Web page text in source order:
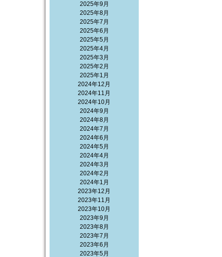
2025年9月
2025年8月
2025年7月
2025年6月
2025年5月
2025年4月
2025年3月
2025年2月
2025年1月
2024年12月
2024年11月
2024年10月
2024年9月
2024年8月
2024年7月
2024年6月
2024年5月
2024年4月
2024年3月
2024年2月
2024年1月
2023年12月
2023年11月
2023年10月
2023年9月
2023年8月
2023年7月
2023年6月
2023年5月